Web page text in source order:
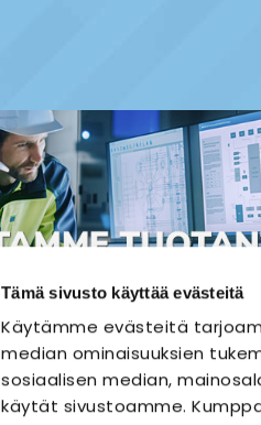
Tämä sivusto käyttää evästeitä
Käytämme evästeitä
median ominaisuuksien
sosiaalisen median,
käytät sivustoamme.